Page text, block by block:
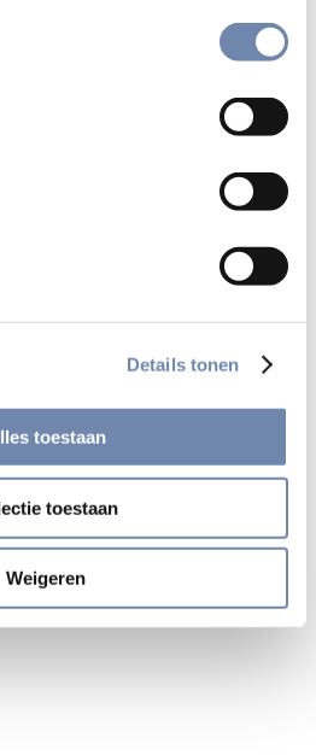
Details tonen
toestaan
toestaan
Weigeren
sloot in 2019 bleef hij in
zette hij zich
zijn gezondheid zwakker werd,